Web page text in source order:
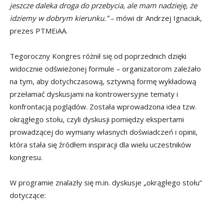
jeszcze daleka droga do przebycia, ale mam nadzieję, że
idziemy w dobrym kierunku.”– mówi dr Andrzej Ignaciuk,
prezes PTMEiAA.
Tegoroczny Kongres różnił się od poprzednich dzięki
widocznie odświeżonej formule – organizatorom zależało
na tym, aby dotychczasową, sztywną formę wykładową
przełamać dyskusjami na kontrowersyjne tematy i
konfrontacją poglądów. Została wprowadzona idea tzw.
okrągłego stołu, czyli dyskusji pomiędzy ekspertami
prowadzącej do wymiany własnych doświadczeń i opinii,
która stała się źródłem inspiracji dla wielu uczestników
kongresu.
W programie znalazły się m.in. dyskusje „okrągłego stołu”
dotyczące: